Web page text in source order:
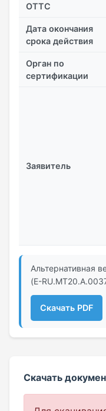
ОТТС
Дата окончания
срока действия
Орган по
сертификации
Заявитель
Альтернативная
(E-
Скачать PDF
Скачать